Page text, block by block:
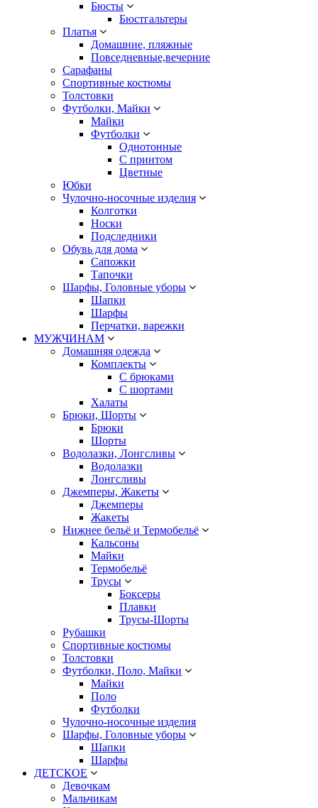
Бюсты
Бюстгальтеры
Платья
Домашние, пляжные
Повседневные,вечерние
Сарафаны
Спортивные костюмы
Толстовки
Футболки, Майки
Майки
Футболки
Однотонные
С принтом
Цветные
Юбки
Чулочно-носочные изделия
Колготки
Носки
Подследники
Обувь для дома
Сапожки
Тапочки
Шарфы, Головные уборы
Шапки
Шарфы
Перчатки, варежки
МУЖЧИНАМ
Домашняя одежда
Комплекты
С брюками
С шортами
Халаты
Брюки, Шорты
Брюки
Шорты
Водолазки, Лонгсливы
Водолазки
Лонгсливы
Джемперы, Жакеты
Джемперы
Жакеты
Нижнее бельё и Термобельё
Кальсоны
Майки
Термобельё
Трусы
Боксеры
Плавки
Трусы-Шорты
Рубашки
Спортивные костюмы
Толстовки
Футболки, Поло, Майки
Майки
Поло
Футболки
Чулочно-носочные изделия
Шарфы, Головные уборы
Шапки
Шарфы
ДЕТСКОЕ
Девочкам
Мальчикам